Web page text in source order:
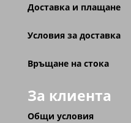
Доставка и плащане
Условия за доставка
Връщане на стока
За клиента
Общи условия